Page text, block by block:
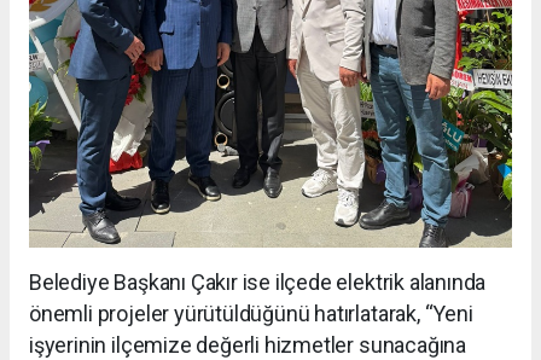
Belediye Başkanı Çakır ise ilçede elektrik alanında
önemli projeler yürütüldüğünü hatırlatarak, “Yeni
işyerinin ilçemize değerli hizmetler sunacağına